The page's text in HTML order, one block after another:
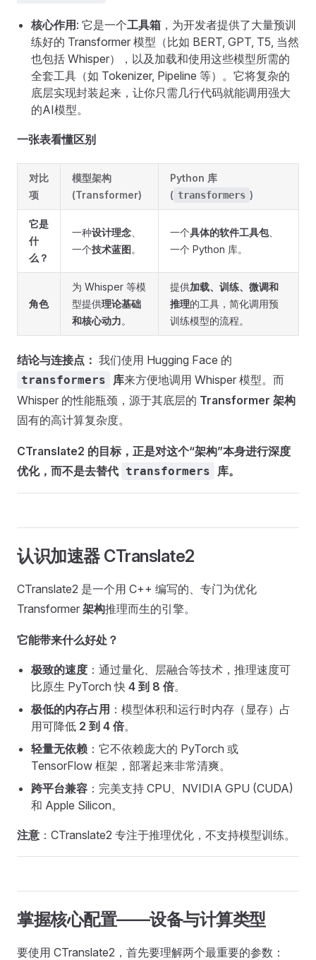
核心作用 : 它是一个工具箱 ，为开发者提供了大量预训
练好的 Transformer 模型（比如 BERT, GPT, T5, 当然
也包括 Whisper），以及加载和使用这些模型所需的
全套工具（如 Tokenizer, Pipeline 等）。它将复杂的
底层实现封装起来，让你只需几行代码就能调用强大
的AI模型。
一张表看懂区别
对比
项
模型架构
(Transformer)
Python 库
( transformers )
它是
什
么？
一种设计理念
一个技术蓝图。
一个具体的软件工具包、
一个 Python 库。
角色
为 Whisper 等模
型提供理论基础
和核心动力。
提供加载、训练、微调和
推理的工具，简化调用预
训练模型的流程。
结论与连接点： 我们使用 Hugging Face 的
transformers 库来方便地调用 Whisper 模型。而
Whisper 的性能瓶颈，源于其底层的 Transformer 架构
固有的高计算复杂度。
CTranslate2 的目标，正是对这个“架构”本身进行深度
优化，而不是去替代 transformers 库。
认识加速器 CTranslate2
CTranslate2 是一个用 C++ 编写的、专门为优化
Transformer 架构推理而生的引擎。
它能带来什么好处？
极致的速度 ：通过量化、层融合等技术，推理速度可
比原生 PyTorch 快 4 到 8 倍。
极低的内存占用 ：模型体积和运行时内存（显存）占
用可降低 2 到 4 倍。
轻量无依赖 ：它不依赖庞大的 PyTorch 或
TensorFlow 框架，部署起来非常清爽。
跨平台兼容 ：完美支持 CPU、NVIDIA GPU (CUDA)
和 Apple Silicon。
注意 ：CTranslate2 专注于推理优化，不支持模型训练。
掌握核心配置——设备与计算类型
要使用 CTranslate2，首先要理解两个最重要的参数：